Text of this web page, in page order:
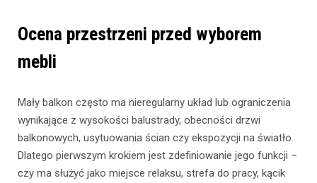
Ocena przestrzeni przed wyborem
mebli
Mały balkon często ma nieregularny układ lub ograniczenia
wynikające z wysokości balustrady, obecności drzwi
balkonowych, usytuowania ścian czy ekspozycji na światło.
Dlatego pierwszym krokiem jest zdefiniowanie jego funkcji –
czy ma służyć jako miejsce relaksu, strefa do pracy, kącik